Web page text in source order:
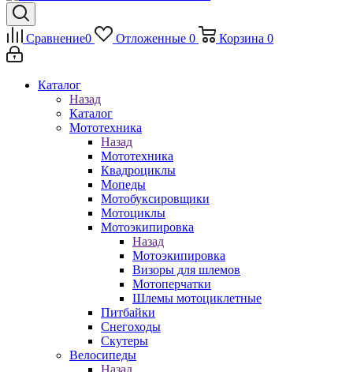
Сравнение0 Отложенные 0 Корзина 0
Каталог
Назад
Каталог
Мототехника
Назад
Мототехника
Квадроциклы
Мопеды
Мотобуксировщики
Мотоциклы
Мотоэкипировка
Назад
Мотоэкипировка
Визоры для шлемов
Мотоперчатки
Шлемы мотоциклетные
Питбайки
Снегоходы
Скутеры
Велосипеды
Назад